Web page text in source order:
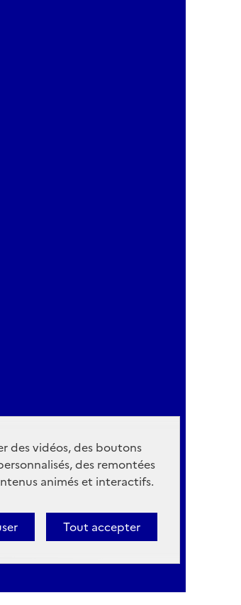
des vidéos, des boutons
des remontées
animés et interactifs.
Tout accepter